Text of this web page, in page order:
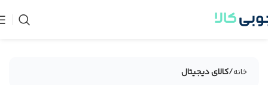
خانه کالای دیجیتال